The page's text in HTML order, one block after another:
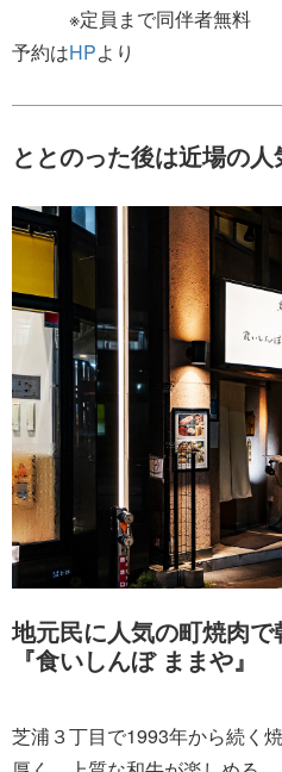
※定員まで同伴者無料
予約はHPより
ととのった後は近場の人
地元民に人気の町焼肉で
『食いしんぼ ままや』
芝浦３丁目で1993年から続く